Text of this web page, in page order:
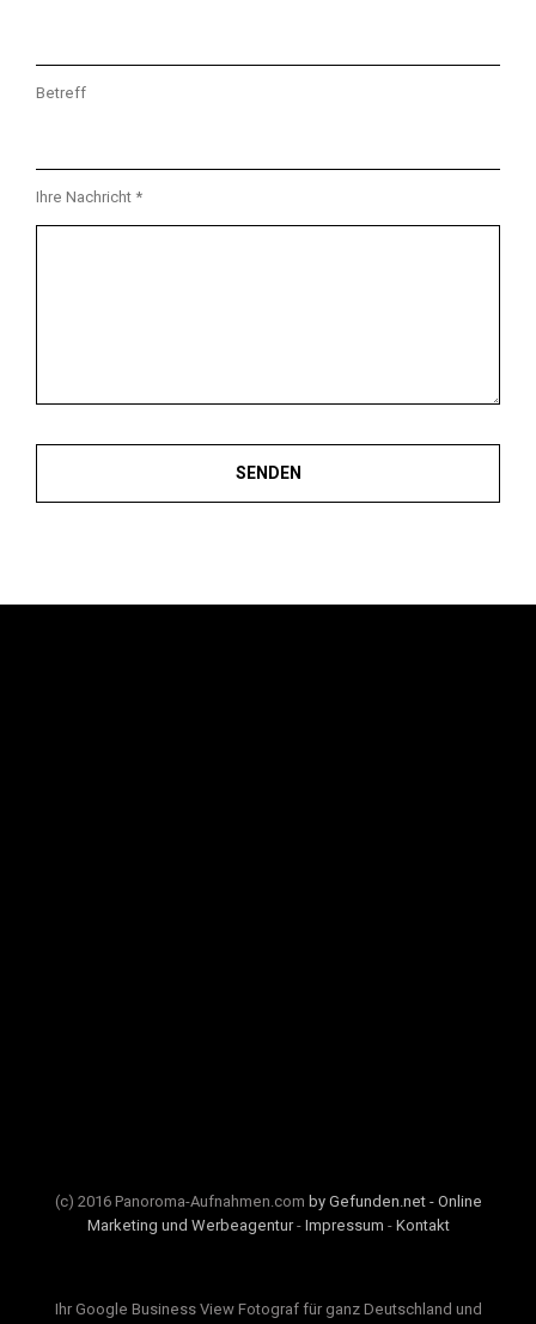
Betreff
Ihre Nachricht *
(c) 2016 Panoroma-Aufnahmen.com by Gefunden.net - Online
Marketing und Werbeagentur- Impressum - Kontakt
Ihr Google Business View Fotograf für ganz Deutschland und